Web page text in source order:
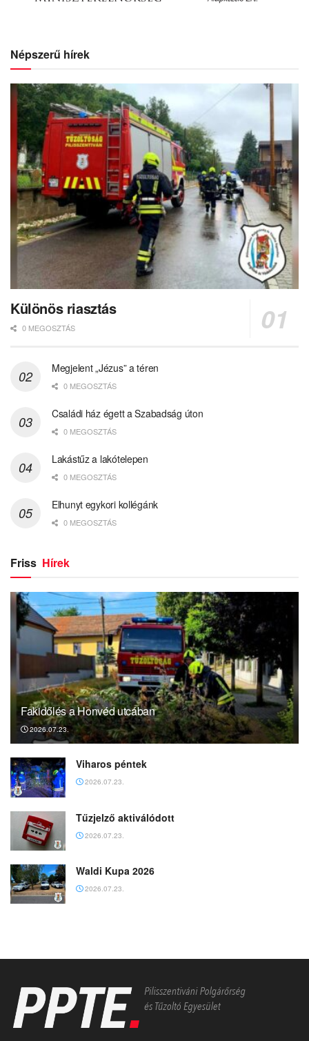
Népszerű hírek
Különös riasztás
0 MEGOSZTÁS
Megjelent „Jézus” a téren
0 MEGOSZTÁS
Családi ház égett a Szabadság úton
0 MEGOSZTÁS
Lakástűz a lakótelepen
0 MEGOSZTÁS
Elhunyt egykori kollégánk
0 MEGOSZTÁS
Friss Hírek
Fakidőlés a Honvéd utcában
2026.07.23.
Viharos péntek
2026.07.23.
Tűzjelző aktiválódott
2026.07.23.
Waldi Kupa 2026
2026.07.23.